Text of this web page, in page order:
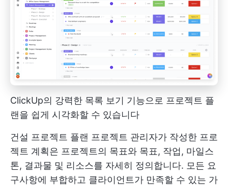
ClickUp의 강력한 목록 보기 기능으로 프로젝트 플
랜을 쉽게 시각화할 수 있습니다
건설 프로젝트 플랜 프로젝트 관리자가 작성한 프로
젝트 계획은 프로젝트의 목표와 목표, 작업, 마일스
톤, 결과물 및 리소스를 자세히 정의합니다. 모든 요
구사항에 부합하고 클라이언트가 만족할 수 있는 가